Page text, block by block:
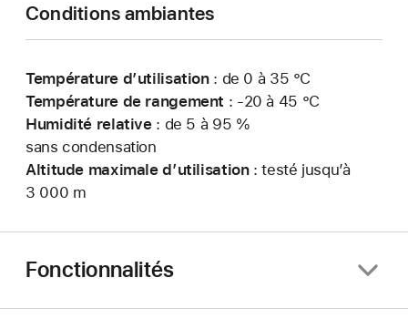
Conditions ambiantes
Température d’utilisation: de 0 à 35 °C
Température de rangement : -20 à 45 °C
Humidité relative: de 5 à 95 %
sans condensation
Altitude maximale d’utilisation: testé jusqu’à
3 000 m
Fonctionnalités